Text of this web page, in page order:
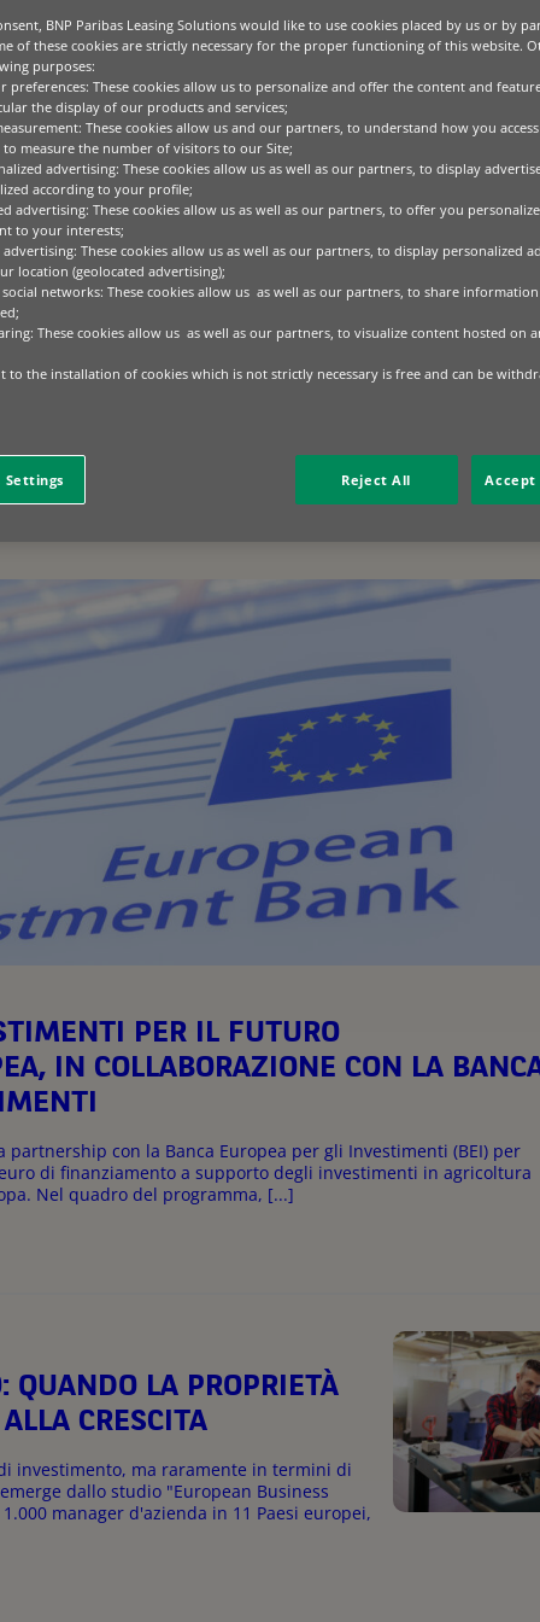
PER IL FUTURO
IN COLLABORAZIONE CON LA
partnership con la Banca Europea per gli Investimenti (BEI) per
di finanziamento a supporto degli investimenti in agricoltura
Nel quadro del programma, [...]
LA PROPRIETÀ
CRESCITA
investimento, ma raramente in termini di
dallo studio "European Business
manager d'azienda in 11 Paesi europei,
BNP Paribas Leasing Solutions would like to use cookies placed by us or by
of these cookies are strictly necessary for the proper functioning of this website.
purposes:
preferences: These cookies allow us to personalize and offer the content and
the display of our products and services;
These cookies allow us and our partners, to understand how you
to measure the number of visitors to our Site;
advertising: These cookies allow us as well as our partners, to display
according to your profile;
advertising: These cookies allow us as well as our partners, to offer you
to your interests;
advertising: These cookies allow us as well as our partners, to display personalized
location (geolocated advertising);
networks: These cookies allow us as well as our partners, to share
These cookies allow us as well as our partners, to visualize content hosted on
to the installation of cookies which is not strictly necessary is free and can be
Settings Reject All Accept